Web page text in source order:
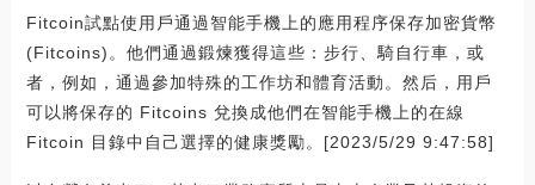
Fitcoin試點使用戶通過智能手機上的應用程序保存加密貨幣
(Fitcoins)。他們通過鍛煉獲得這些：步行、騎自行車，或
者，例如，通過參加特殊的工作坊和體育活動。然后，用戶
可以將保存的 Fitcoins 兌換成他們在智能手機上的在線
Fitcoin 目錄中自己選擇的健康獎勵。[2023/5/29 9:47:58]